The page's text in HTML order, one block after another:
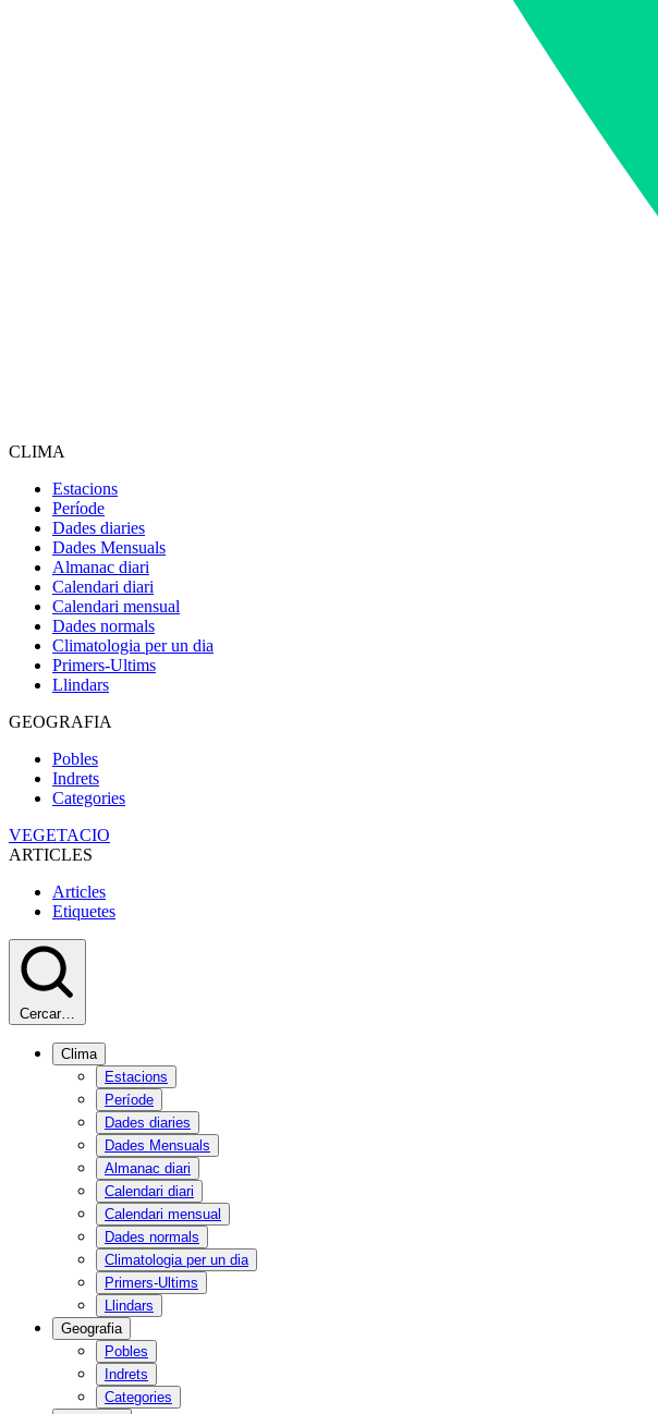
CLIMA
Estacions
Període
Dades diaries
Dades Mensuals
Almanac diari
Calendari diari
Calendari mensual
Dades normals
Climatologia per un dia
Primers-Ultims
Llindars
GEOGRAFIA
Pobles
Indrets
Categories
VEGETACIO
ARTICLES
Articles
Etiquetes
Cercar…
Clima
Estacions
Període
Dades diaries
Dades Mensuals
Almanac diari
Calendari diari
Calendari mensual
Dades normals
Climatologia per un dia
Primers-Ultims
Llindars
Geografia
Pobles
Indrets
Categories